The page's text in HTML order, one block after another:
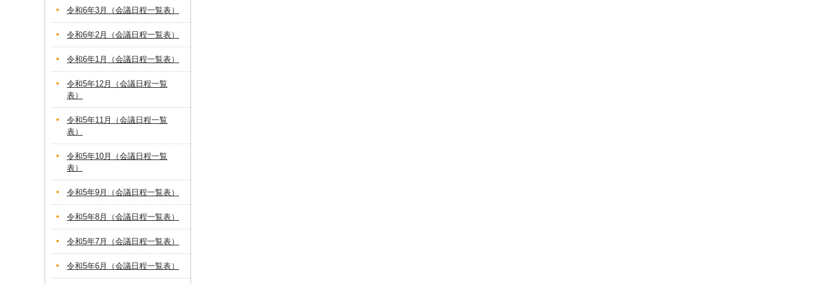
令和6年3月（会議日程一覧表）
令和6年2月（会議日程一覧表）
令和6年1月（会議日程一覧表）
令和5年12月（会議日程一覧
表）
令和5年11月（会議日程一覧
表）
令和5年10月（会議日程一覧
表）
令和5年9月（会議日程一覧表）
令和5年8月（会議日程一覧表）
令和5年7月（会議日程一覧表）
令和5年6月（会議日程一覧表）